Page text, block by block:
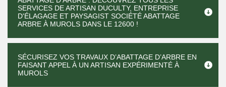
SERVICES DE ARTISAN DUCULTY, ENTREPRISE
D'ÉLAGAGE ET PAYSAGIST SOCIÉTÉ ABATTAGE
ARBRE À MUROLS DANS LE 12600 !
SÉCURISEZ VOS TRAVAUX D’ABATTAGE D’ARBRE EN
FAISANT APPEL À UN ARTISAN EXPÉRIMENTÉ À
MUROLS